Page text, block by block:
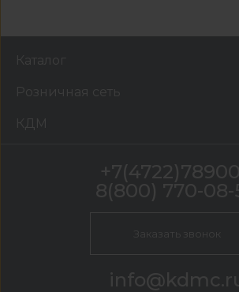
Каталог
Розничная сеть
КДМ
8(800) 770-08-
Заказать звонок